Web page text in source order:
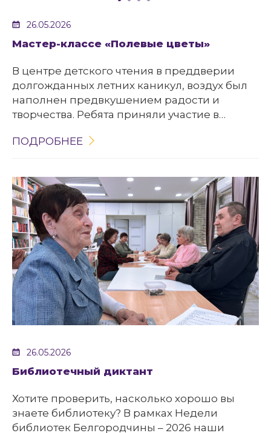
26.05.2026
Мастер-классе «Полевые цветы»
В центре детского чтения в преддверии
долгожданных летних каникул, воздух был
наполнен предвкушением радости и
творчества. Ребята приняли участие в
познакомились с техникой пуантилизм –
точек.
ПОДРОБНЕЕ
26.05.2026
Библиотечный диктант
Хотите проверить, насколько хорошо вы
знаете библиотеку? В рамках Недели
библиотек Белгородчины – 2026 наши